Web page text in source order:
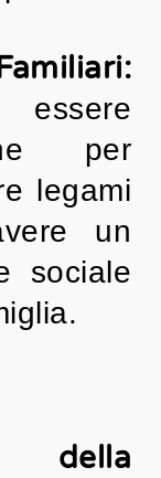
per
legami
un
sociale
della